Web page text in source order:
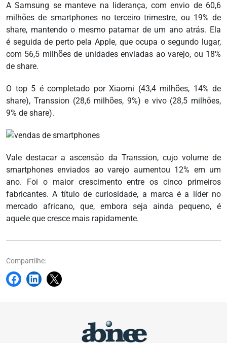
A Samsung se manteve na liderança, com envio de 60,6
milhões de smartphones no terceiro trimestre, ou 19% de
share, mantendo o mesmo patamar de um ano atrás. Ela
é seguida de perto pela Apple, que ocupa o segundo lugar,
com 56,5 milhões de unidades enviadas ao varejo, ou 18%
de share.
O top 5 é completado por Xiaomi (43,4 milhões, 14% de
share), Transsion (28,6 milhões, 9%) e vivo (28,5 milhões,
9% de share).
Vale destacar a ascensão da Transsion, cujo volume de
smartphones enviados ao varejo aumentou 12% em um
ano. Foi o maior crescimento entre os cinco primeiros
fabricantes. A título de curiosidade, a marca é a líder no
mercado africano, que, embora seja ainda pequeno, é
aquele que cresce mais rapidamente.
Compartilhe: